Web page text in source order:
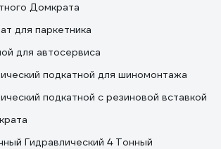
Домкрата
для паркетника
для автосервиса
подкатной для шиномонтажа
подкатной с резиновой вставкой
Гидравлический 4 Тонный